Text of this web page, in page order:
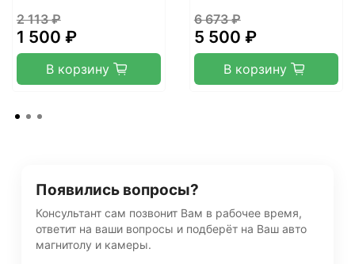
2 113 ₽
1 500 ₽
В корзину
6 673 ₽
5 500 ₽
В корзину
Появились вопросы?
Консультант сам позвонит Вам в рабочее время,
ответит на ваши вопросы и подберёт на Ваш авто
магнитолу и камеры.